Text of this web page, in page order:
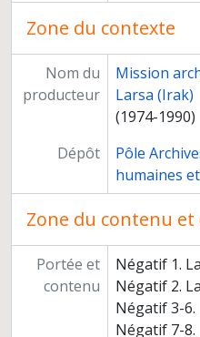
Correspondance
Zone du contexte
Nom du
producteur
Mission
Larsa (Irak)
(1974-1990)
Dépôt
Pôle
humaines
Zone du contenu
Portée et
contenu
Négatif 1.
Négatif 2.
Négatif 3-6.
Négatif 7-8.